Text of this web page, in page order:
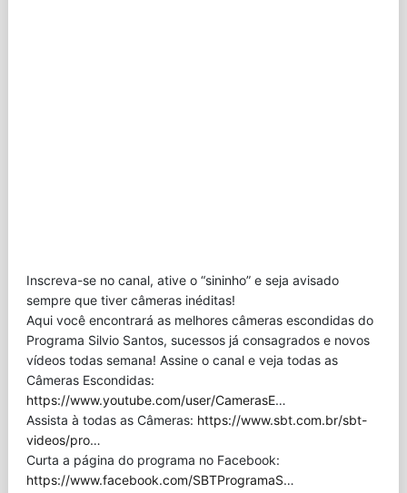
Inscreva-se no canal, ative o “sininho” e seja avisado
sempre que tiver câmeras inéditas!
Aqui você encontrará as melhores câmeras escondidas do
Programa Silvio Santos, sucessos já consagrados e novos
vídeos todas semana! Assine o canal e veja todas as
Câmeras Escondidas:
https://www.youtube.com/user/CamerasE…
Assista à todas as Câmeras: https://www.sbt.com.br/sbt-
videos/pro…
Curta a página do programa no Facebook:
https://www.facebook.com/SBTProgramaS…